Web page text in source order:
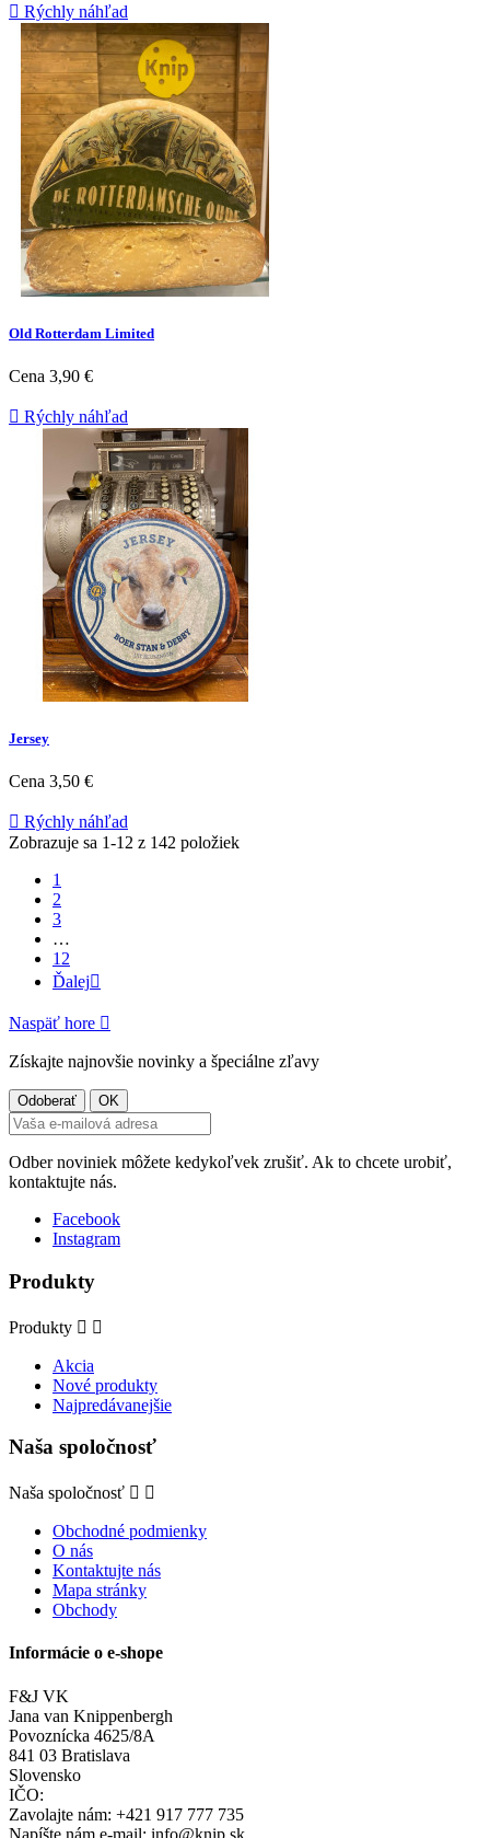
 Rýchly náhľad
Old Rotterdam Limited
Cena 3,90 €
 Rýchly náhľad
Jersey
Cena 3,50 €
 Rýchly náhľad
Zobrazuje sa 1-12 z 142 položiek
1
2
3
…
12
Ďalej
Naspäť hore 
Získajte najnovšie novinky a špeciálne zľavy
Odber noviniek môžete kedykoľvek zrušiť. Ak to chcete urobiť,
kontaktujte nás.
Facebook
Instagram
Produkty
Produkty  
Akcia
Nové produkty
Najpredávanejšie
Naša spoločnosť
Naša spoločnosť  
Obchodné podmienky
O nás
Kontaktujte nás
Mapa stránky
Obchody
Informácie o e-shope
F&J VK
Jana van Knippenbergh
Povoznícka 4625/8A
841 03 Bratislava
Slovensko
IČO:
Zavolajte nám: +421 917 777 735
Napíšte nám e-mail: info@knip.sk